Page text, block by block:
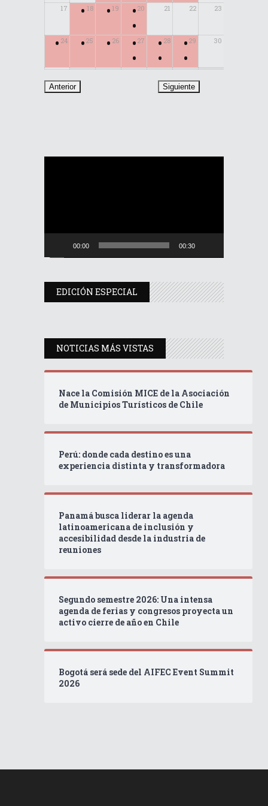
17 18
• 19
• 20
•
•
21 22 23
24
• 25
• 26
• 27
•
•
28
•
•
29
•
•
30
00:00 00:30
EDICIÓN ESPECIAL
NOTICIAS MÁS VISTAS
Nace la Comisión MICE de la Asociación
de Municipios Turísticos de Chile
Perú: donde cada destino es una
experiencia distinta y transformadora
Panamá busca liderar la agenda
latinoamericana de inclusión y
accesibilidad desde la industria de
reuniones
Segundo semestre 2026: Una intensa
agenda de ferias y congresos proyecta un
activo cierre de año en Chile
Bogotá será sede del AIFEC Event Summit
2026